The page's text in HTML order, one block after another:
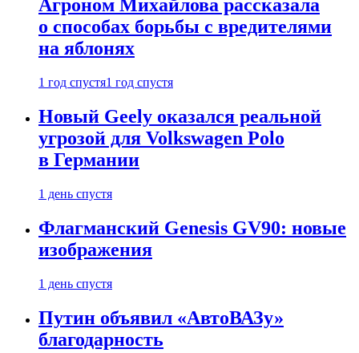
Агроном Михайлова рассказала
о способах борьбы с вредителями
на яблонях
1 год спустя1 год спустя
Новый Geely оказался реальной
угрозой для Volkswagen Polo
в Германии
1 день спустя
Флагманский Genesis GV90: новые
изображения
1 день спустя
Путин объявил «АвтоВАЗу»
благодарность